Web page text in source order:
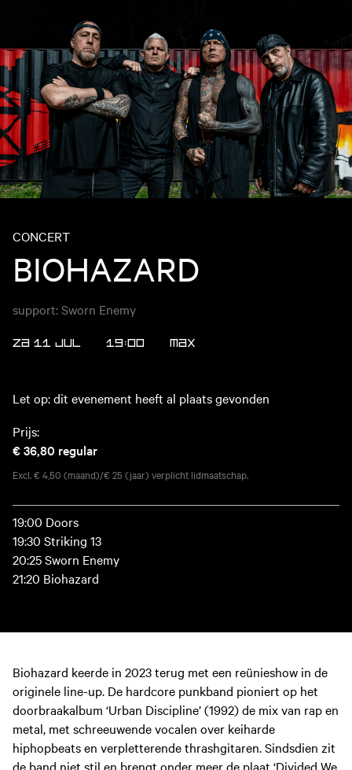
CONCERT
BIOHAZARD
support: Sworn Enemy
ZA 11 JUL 19:00 MAX
Let op: dit evenement heeft al plaats gevonden
Prijs:
€ 36,80 regular
Excl. € 4,50 (maand)/€ 25 (jaar) verplicht lidmaatschap.
19:00 Doors
19:30 Striking 13
20:25 Sworn Enemy
21:20 Biohazard
Biohazard keerde in 2023 terug met een reünieshow in de
originele line-up. De hardcore punkband pioniert op het
doorbraakalbum ‘Urban Discipline’ (1992) de mix van rap en
metal, met schreeuwende vocalen over keiharde
hiphopbeats en verpletterende thrashgitaren. Sindsdien zit
de band niet stil en brengt onder meer de plaat ‘Divided We